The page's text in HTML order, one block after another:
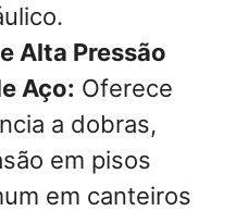
Alta Pressão
Aço: Oferece
a dobras,
em pisos
em canteiros